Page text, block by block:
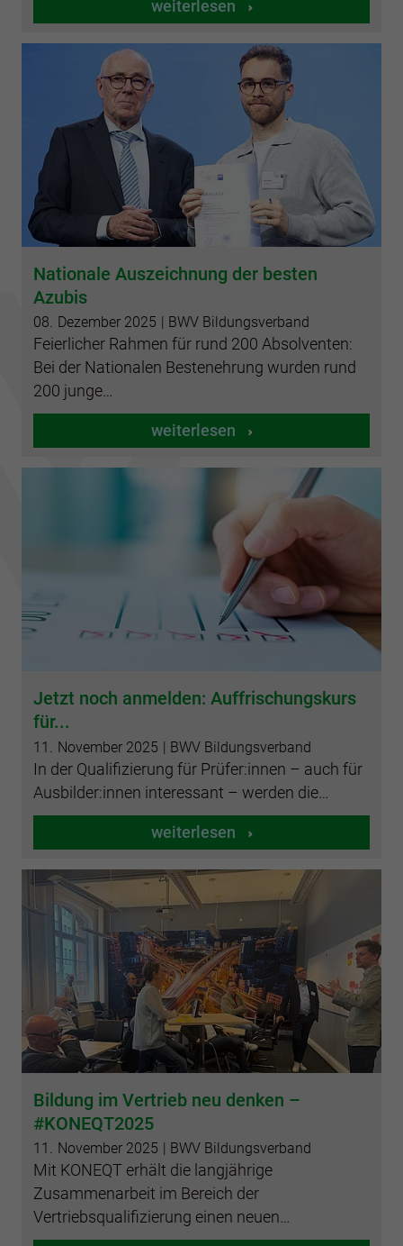
weiterlesen
Nationale Auszeichnung der besten
Azubis
08. Dezember 2025 | BWV Bildungsverband
Feierlicher Rahmen für rund 200 Absolventen:
Bei der Nationalen Bestenehrung wurden rund
200 junge…
weiterlesen
Jetzt noch anmelden: Auffrischungskurs
für...
11. November 2025 | BWV Bildungsverband
In der Qualifizierung für Prüfer:innen – auch für
Ausbilder:innen interessant – werden die…
weiterlesen
Bildung im Vertrieb neu denken –
#KONEQT2025
11. November 2025 | BWV Bildungsverband
Mit KONEQT erhält die langjährige
Zusammenarbeit im Bereich der
Vertriebsqualifizierung einen neuen…